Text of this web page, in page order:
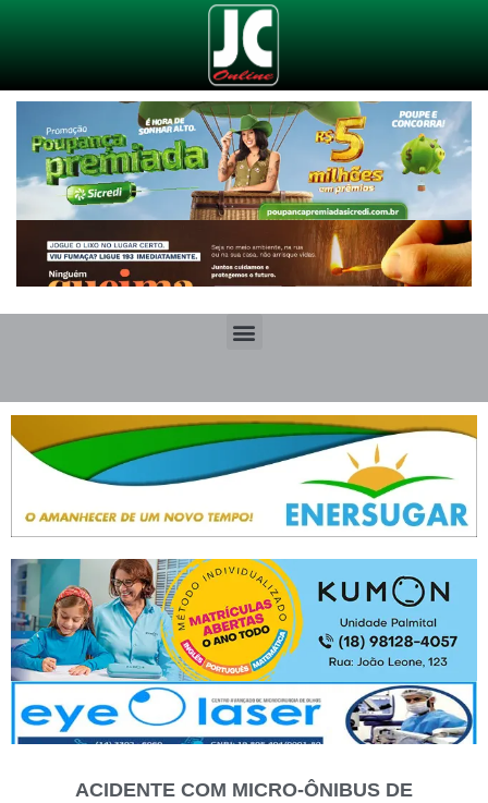
ACIDENTE COM MICRO-ÔNIBUS DE